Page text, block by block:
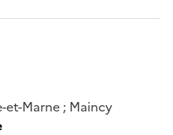
et-Marne ; Maincy